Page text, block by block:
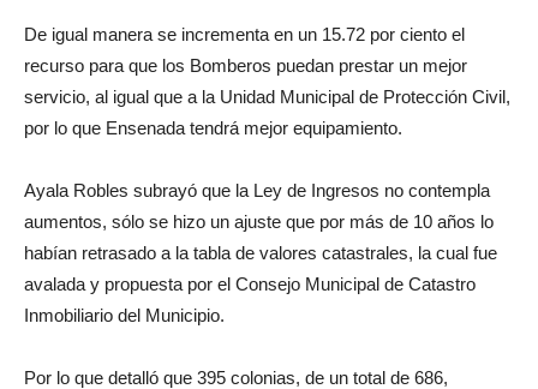
De igual manera se incrementa en un 15.72 por ciento el
recurso para que los Bomberos puedan prestar un mejor
servicio, al igual que a la Unidad Municipal de Protección Civil,
por lo que Ensenada tendrá mejor equipamiento.
Ayala Robles subrayó que la Ley de Ingresos no contempla
aumentos, sólo se hizo un ajuste que por más de 10 años lo
habían retrasado a la tabla de valores catastrales, la cual fue
avalada y propuesta por el Consejo Municipal de Catastro
Inmobiliario del Municipio.
Por lo que detalló que 395 colonias, de un total de 686,